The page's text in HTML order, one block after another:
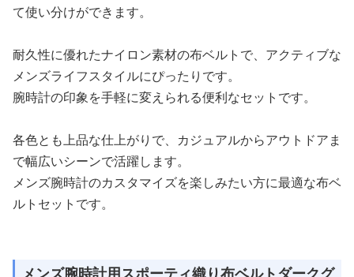
て使い分けができます。
耐久性に優れたナイロン素材の布ベルトで、アクティブな
メンズライフスタイルにぴったりです。
腕時計の印象を手軽に変えられる便利なセットです。
各色とも上品な仕上がりで、カジュアルからアウトドアま
で幅広いシーンで活躍します。
メンズ腕時計のカスタマイズを楽しみたい方に最適な布ベ
ルトセットです。
メンズ腕時計用スポーティ織り布ベルトダークグ